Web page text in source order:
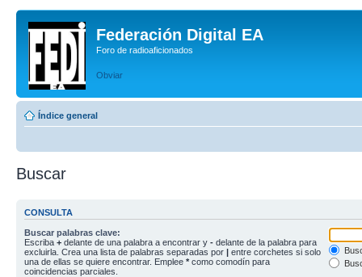
Federación Digital EA
Foro de radioaficionados
Obviar
Índice general
Buscar
CONSULTA
Buscar palabras clave:
Escriba + delante de una palabra a encontrar y - delante de la palabra para
excluirla. Crea una lista de palabras separadas por | entre corchetes si solo
una de ellas se quiere encontrar. Emplee * como comodín para
coincidencias parciales.